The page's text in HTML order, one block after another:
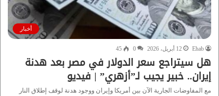
أخبار
Ehab 12 أبريل، 2026 0
45
هل سيتراجع سعر الدولار في مصر بعد هدنة
إيران.. خبير يجيب لـ”أزهري” | فيديو
مع المفاوضات الجارية الآن بين أمريكا وإيران ووجود هدنة لوقف إطلاق النار